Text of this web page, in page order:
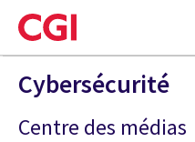
Skip
to
main
content
Cybersécurité
Centre des médias